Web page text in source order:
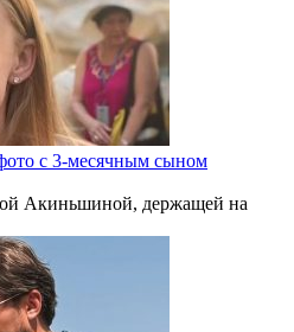
с 3-месячным сыном
Акиньшиной, держащей на